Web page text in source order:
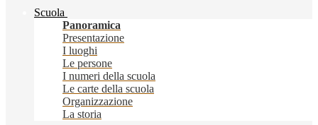
Scuola
Panoramica
Presentazione
I luoghi
Le persone
I numeri della scuola
Le carte della scuola
Organizzazione
La storia